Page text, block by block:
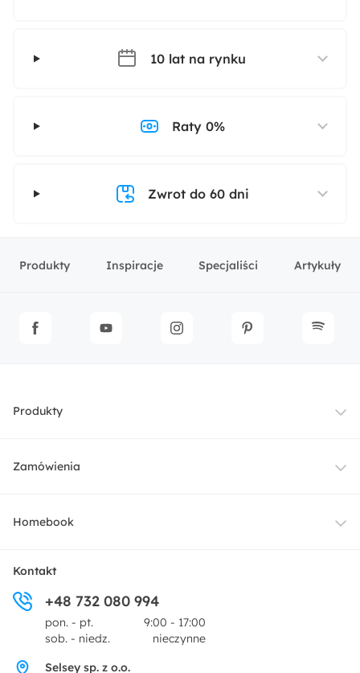
10 lat na rynku
Raty 0%
Zwrot do 60 dni
Produkty Inspiracje Specjaliści Artykuły
Produkty
Meble
Dekoracje i akcesoria
Zamówienia
Dostawa
Zwroty
Pytania i odpowiedzi
Homebook
O nas
Centrum prasowe
Kontakt
+48 732 080 994
pon. - pt.
9:00 - 17:00
sob. - niedz.
nieczynne
Selsey sp. z o.o.